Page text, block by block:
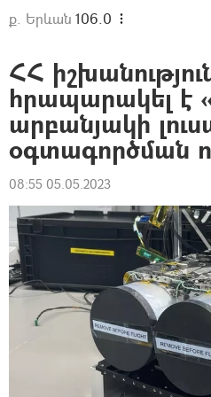
ք. Երևան 106.0
ՀՀ
հրապարակել է
արբանյակի
օգտագործման
08:55 05.05.2023